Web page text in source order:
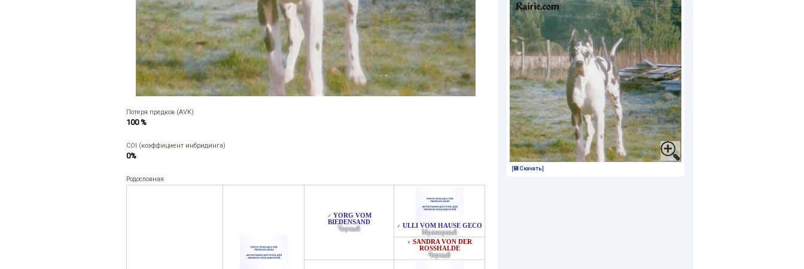
Потеря предков (AVK)
100 %
COI (коэффициент инбридинга)
0%
Родословная
♂ YORG VOM
BIEDENSAND
Черный
♂ ULLI VOM HAUSE GECO
Мраморный
♀ SANDRA VON DER
ROSSHALDE
Черный
[💾 Скачать]